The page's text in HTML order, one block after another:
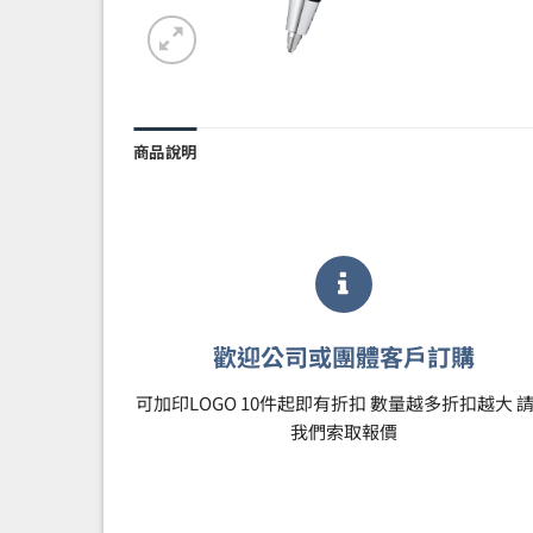
商品說明
歡迎公司或團體客戶訂購
可加印LOGO 10件起即有折扣 數量越多折扣越大
我們索取報價